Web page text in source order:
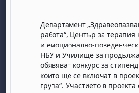
Департамент
работа“, Център за терапия
и емоционално-
НБУ и Училище за
обявяват конкурс за
които ще се включат в
група“. Участието в проекта